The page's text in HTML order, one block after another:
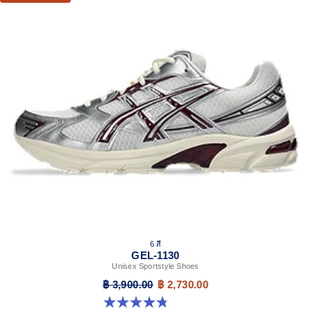
6 สี
GEL-1130
Unisex Sportstyle Shoes
฿ 3,900.00 ฿ 2,730.00
4.8 จาก 5 ดาว 52 รีวิว